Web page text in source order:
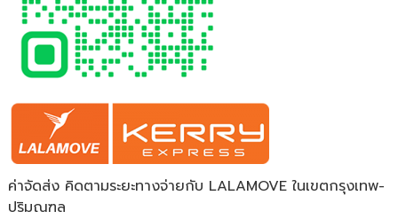
ค่าจัดส่ง คิดตามระยะทางจ่ายกับ LALAMOVE ในเขตกรุงเทพ-
ปริมณฑล